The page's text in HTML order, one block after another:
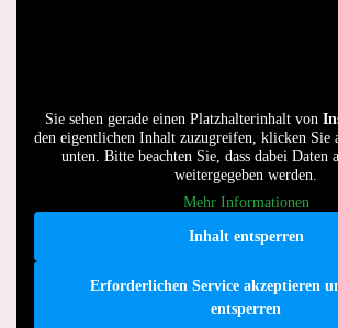
Sie sehen gerade einen Platzhalterinhalt von
den eigentlichen Inhalt zuzugreifen, klicken Sie
unten. Bitte beachten Sie, dass dabei Daten
weitergegeben werden.
Mehr Informationen
Inhalt entsperren
Erforderlichen Service akzeptieren
entsperren